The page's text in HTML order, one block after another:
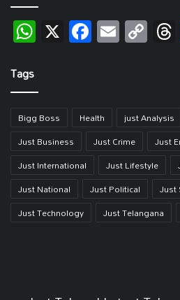
WhatsApp
X Email
Tags
Bigg Boss Health just Analysis
Just Business
Just Crime
Just
Just International
Just Lifestyle
Just National
Just Political Just
Just Technology
Just Telangana